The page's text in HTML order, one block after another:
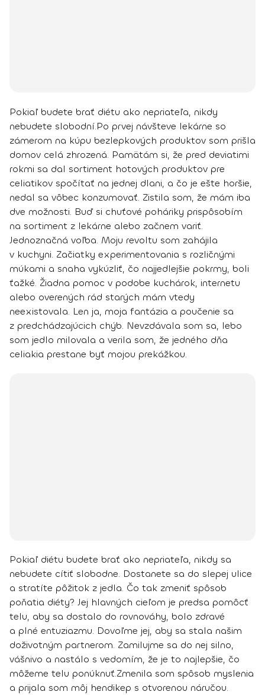
Pokiaľ budete brať diétu ako nepriateľa, nikdy
nebudete slobodní.Po prvej návšteve lekárne so
zámerom na kúpu bezlepkových produktov som prišla
domov celá zhrozená. Pamätám si, že pred deviatimi
rokmi sa dal sortiment hotových produktov pre
celiatikov spočítať na jednej dlani, a čo je ešte horšie,
nedal sa vôbec konzumovať. Zistila som, že mám iba
dve možnosti. Buď si chuťové poháriky prispôsobím
na sortiment z lekárne alebo začnem variť.
Jednoznačná voľba. Moju revoltu som zahájila
v kuchyni. Začiatky experimentovania s rozličnými
múkami a snaha vykúzliť, čo najjedlejšie pokrmy, boli
ťažké. Žiadna pomoc v podobe kuchárok, internetu
alebo overených rád starých mám vtedy
neexistovala. Len ja, moja fantázia a poučenie sa
z predchádzajúcich chýb. Nevzdávala som sa, lebo
som jedlo milovala a verila som, že jedného dňa
celiakia prestane byť mojou prekážkou.
Pokiaľ diétu budete brať ako nepriateľa, nikdy sa
nebudete cítiť slobodne. Dostanete sa do slepej ulice
a stratíte pôžitok z jedla. Čo tak zmeniť spôsob
poňatia diéty? Jej hlavných cieľom je predsa pomôcť
telu, aby sa dostalo do rovnováhy, bolo zdravé
a plné entuziazmu. Dovoľme jej, aby sa stala našim
doživotným partnerom. Zamilujme sa do nej silno,
vášnivo a nastálo s vedomím, že je to najlepšie, čo
môžeme telu ponúknuť.Zmenila som spôsob myslenia
a prijala som môj hendikep s otvorenou náručou.